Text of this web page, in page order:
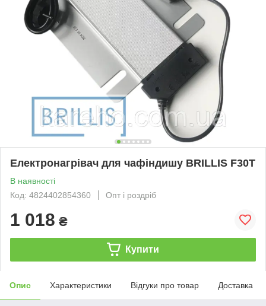
Електронагрівач для чафіндишу BRILLIS F30T
В наявності
Код: 4824402854360
Опт і роздріб
1 018 ₴
Купити
Опис Характеристики Відгуки про товар Доставка